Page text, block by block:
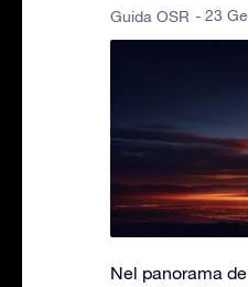
Guida OSR - 23
Nel panorama